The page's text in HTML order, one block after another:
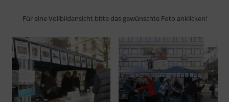
Für eine Vollbildansicht bitte das gewünschte Foto anklicken!